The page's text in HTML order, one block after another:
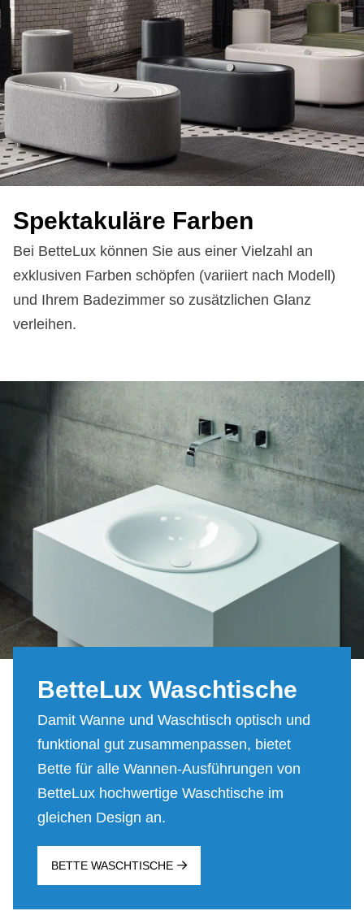
Spek­ta­ku­lä­re Far­ben
Bei BetteLux können Sie aus einer Vielzahl an
exklusiven Farben schöpfen (variiert nach Modell)
und Ihrem Badezimmer so zusätzlichen Glanz
verleihen.
Bet­te­Lux Wasch­ti­sche
Damit Wanne und Waschtisch optisch und
funktional gut zusammenpassen, bietet
Bette für alle Wannen-Ausführungen von
BetteLux hochwertige Waschtische im
gleichen Design an.
BETTE WASCHTISCHE